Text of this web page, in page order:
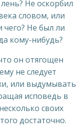
Не оскорбил
словом, или
чего? Не был ли
кому-нибудь?
он отягощен
не следует
или выдумывать
исповедь в
своих
достаточно.